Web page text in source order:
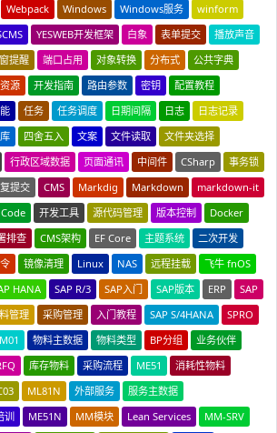
Webpack Windows Windows服务
winform
YESWEB开发框架 白象 表单提交
播放声音
提醒 端口占用 对象转换 分布式
公共字典
源 开发指南 路由参数 密钥
配置教程
任务 任务调度 日期间隔 日志
日志记录
四舍五入 文案 文件读取
文件夹选择
行政区域数据 页面通讯 中间件 CSharp
事务锁
提交 CMS Markdig Markdown
markdown-it
开发工具 源代码管理 版本控制
Docker
排查 CMS架构 EF Core 主题系统
二次开发
镜像清理 Linux NAS 远程挂载
飞牛 fnOS
HANA SAP R/3 SAP入门 SAP版本 ERP
SAP
管理 采购管理 入门教程 SAP S/4HANA
SPRO
物料主数据 物料类型 BP分组
业务伙伴
库存物料 采购流程 ME51
消耗性物料
ML81N 外部服务
服务主数据
训 ME51N MM模块 Lean Services
MM-SRV